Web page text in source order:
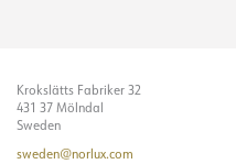
Krokslätts Fabriker 32
431 37 Mölndal
Sweden
sweden@norlux.com